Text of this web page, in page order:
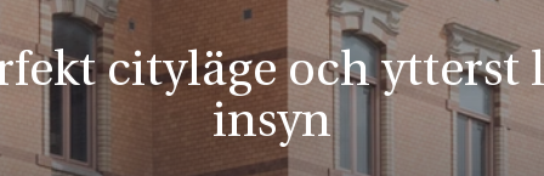
cityläge och ytterst
insyn